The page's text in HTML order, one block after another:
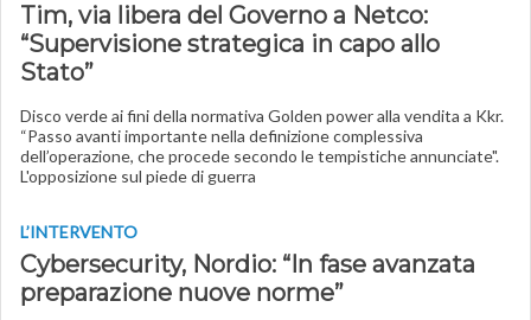
Tim, via libera del Governo a Netco:
“Supervisione strategica in capo allo
Stato”
Disco verde ai fini della normativa Golden power alla vendita a Kkr.
“Passo avanti importante nella definizione complessiva
dell’operazione, che procede secondo le tempistiche annunciate".
L'opposizione sul piede di guerra
L’INTERVENTO
Cybersecurity, Nordio: “In fase avanzata
preparazione nuove norme”